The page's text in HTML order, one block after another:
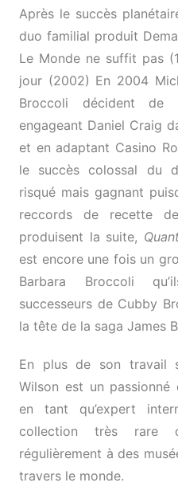
Après le succès
duo familial produit
Le Monde ne suffit pas
jour (2002) En 2004
Broccoli décident de
engageant Daniel Craig
et en adaptant Casino
le succès colossal du
risqué mais gagnant
reccords de recette
produisent la suite,
est encore une fois un
Barbara Broccoli
successeurs de Cubby
la tête de la saga James
En plus de son travail
Wilson est un passionné
en tant qu’expert
collection très rare
régulièrement à des
travers le monde.